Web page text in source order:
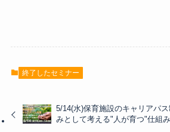
終了したセミナー
5/14(水)保育施設のキャリアパ
みとして考える"人が育つ"仕組